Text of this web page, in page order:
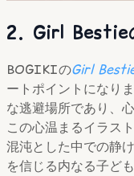
2. Girl Bestie
BOGIKIのGirl
ートポイントになり
な逃避場所であり、
この心温まるイラス
混沌とした中での静
を信じる内なる子ど